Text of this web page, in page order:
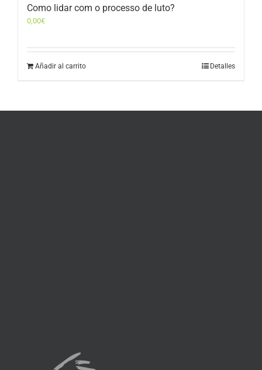
Como lidar com o processo de luto?
0,00€
Añadir al carrito Detalles